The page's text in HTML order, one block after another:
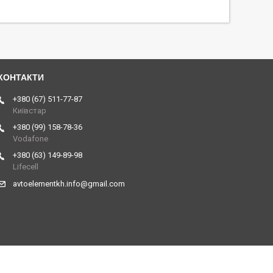
+380 (67) 511-77-87
Київстар
+380 (99) 158-78-36
Vodafone
+380 (63) 149-89-98
Lifecell
avtoelementkh.info@gmail.com